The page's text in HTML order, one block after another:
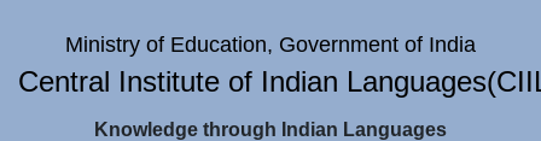
Ministry of Education, Government of India
Central Institute of Indian
Knowledge through Indian Languages